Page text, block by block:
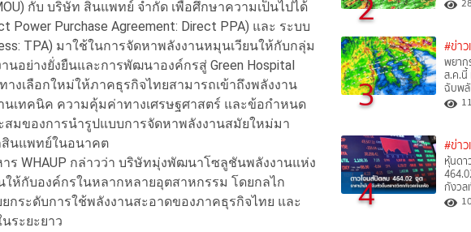
กับ บริษัท สินแพทย์ จำกัด เพื่อศึกษาความเป็นไปได้
Purchase Agreement: Direct PPA) และ ระบบ
TPA) มาใช้ในการจัดหาพลังงานหมุนเวียนให้กับกลุ่ม
อย่างยั่งยืนและการพัฒนาองค์กรสู่ Green Hospital
งเลือกใหม่ให้ภาคธุรกิจไทยสามารถเข้าถึงพลังงาน
เทคนิค ความคุ้มค่าทางเศรษฐศาสตร์ และข้อกำหนด
สมของการนำรูปแบบการจัดหาพลังงานสมัยใหม่มา
สินแพทย์ในอนาคต
ร WHAUP กล่าวว่า บริษัทมุ่งพัฒนาโซลูชันพลังงานแห่ง
ให้กับองค์กรในหลากหลายอุตสาหกรรม โดยกลไก
กระดับการใช้พลังงานสะอาดของภาคธุรกิจไทย และ
ระยะยาว
3
#ข่า
พยาก
ส.ค.นี้
ฉับพ
4
#ข่า
หุ้นดา
กังวล